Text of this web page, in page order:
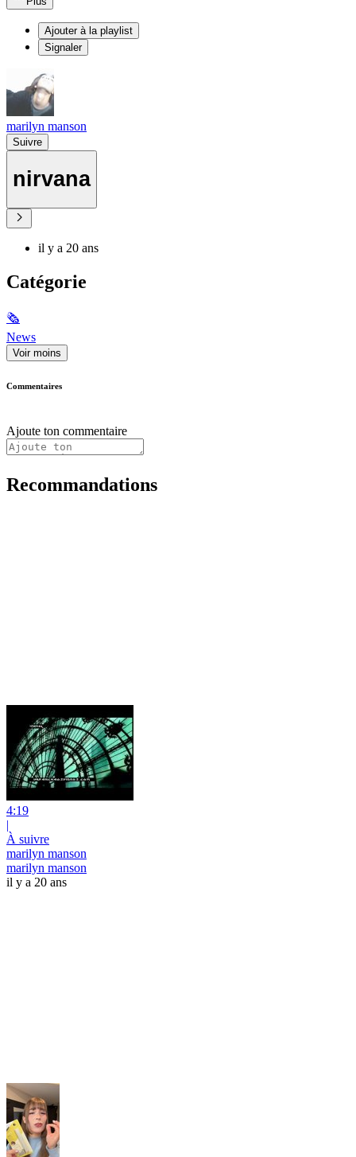
Ajouter à la playlist
Signaler
marilyn manson
Suivre
nirvana
il y a 20 ans
Catégorie
🗞
News
Voir moins
Commentaires
Ajoute ton commentaire
Recommandations
4:19
|
À suivre
marilyn manson
marilyn manson
il y a 20 ans